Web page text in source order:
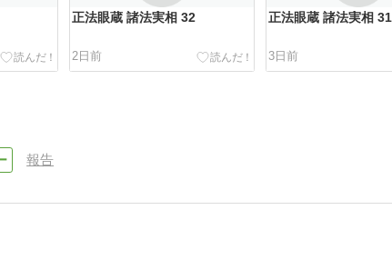
正法眼蔵 諸法実相 32
2日前
正法眼蔵 諸法実相 31
3日前
報告